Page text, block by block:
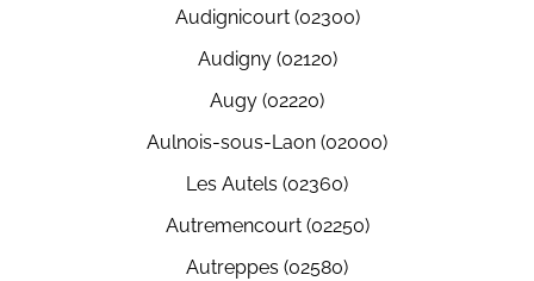
Audignicourt (02300)
Audigny (02120)
Augy (02220)
Aulnois-sous-Laon (02000)
Les Autels (02360)
Autremencourt (02250)
Autreppes (02580)